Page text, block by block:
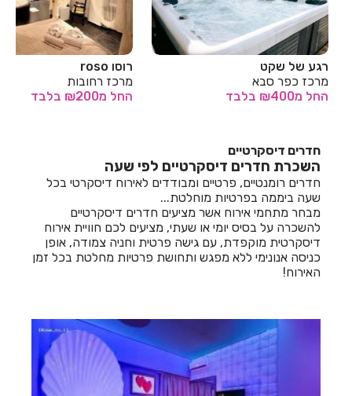
חדרים לפי שעה באופקים
חדרים לפי שעה באור יהודה
חדרים לפי שעה באור עקיבא
חדרים לפי שעה באחיהוד
חדרים לפי שעה באילת
חדרים לפי שעה באלישמע
חדרים לפי שעה באלקוש
חדרים לפי שעה באמירים
חדרים לפי שעה באשבול
חדרים לפי שעה באשדוד
רגע של שקט
מרכז כפר סבא
החל מ₪400 בלבד
רוסו roso
מרכז רחובות
החל מ₪200 בלבד
חדרים דיסקרטיים
השכרת חדרים דיסקרטיים לפי שעה
חדרים רומנטיים, פרטיים ומבודדים לאירוח דיסקרטי בכל
שעה ביממה בפרטיות מוחלטת...
מבחר מתחמי אירוח אשר מציעים חדרים דיסקרטיים
להשכרה על בסיס יומי או שעתי, מציעים לכם חוויית אירוח
דיסקרטית מוקפדת, עם גישה פרטית וחניה צמודה, אופן
כניסה אנונימי ללא מפגש ותחושת פרטיות מחלטת בכל זמן
האירוח!